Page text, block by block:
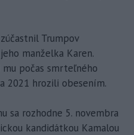
Trumpov
manželka Karen.
počas smrteľného
2021 hrozili obesením.
sa rozhodne 5. novembra
kandidátkou Kamalou